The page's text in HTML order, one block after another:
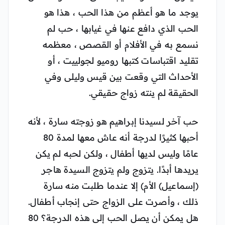
يوجد ما هو أعظم من هذا الحب ، هذا هو
الحب الذي دافع عنها في غيابها ، حب لم
نسمع به في الأفلام أو القصص ، معظمه
تقليد اقتباسات كتبها روميو لجولييت ، أو
الأحداث التي وقعت بين قيس وليلى وفي
الحقيقة لم ينته زواج حقيقي.
حب آخر لسيدنا إبراهيم هو زوجته سارة ، لأنه
أحبها كثيرًا لدرجة أنه عاش معها لمدة 80
عامًا وليس لديها أطفال ، ولكن لحبه لم يكن
يريدها أبدًا. يتزوج ولم يتزوج السيدة هاجر
(إسماعيل) الأم) إلا عندما طلبت منه سارة
ذلك ، وأصرت على الزواج حتى إنجاب أطفال.
هل يمكن أن يصل الحب إلى هذه الدرجة؟ 80